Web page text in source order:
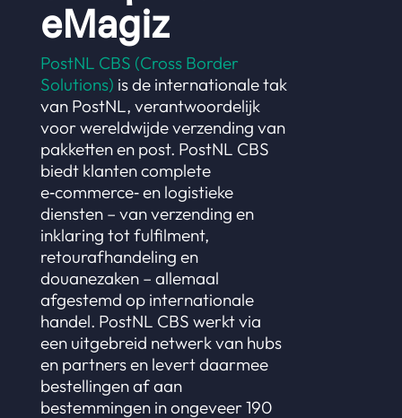
eMagiz
PostNL CBS (Cross Border
Solutions) is de internationale tak
van PostNL, verantwoordelijk
voor wereldwijde verzending van
pakketten en post. PostNL CBS
biedt klanten complete
e‑commerce‑ en logistieke
diensten – van verzending en
inklaring tot fulfilment,
retourafhandeling en
douanezaken – allemaal
afgestemd op internationale
handel. PostNL CBS werkt via
een uitgebreid netwerk van hubs
en partners en levert daarmee
bestellingen af aan
bestemmingen in ongeveer 190